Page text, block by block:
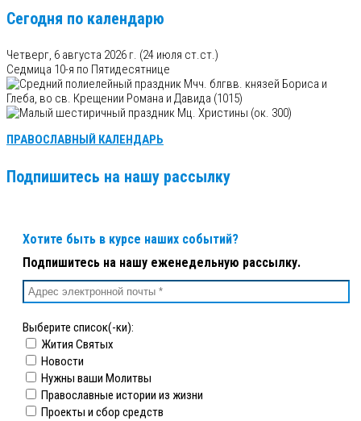
Сегодня по календарю
Четверг, 6 августа 2026 г. (24 июля ст.ст.)
Седмица 10-я по Пятидесятнице
Мчч. блгвв. князей Бориса и
Глеба, во св. Крещении Романа и Давида (1015)
Мц. Христины (ок. 300)
ПРАВОСЛАВНЫЙ КАЛЕНДАРЬ
Подпишитесь на нашу рассылку
Хотите быть в курсе наших событий?
Подпишитесь на нашу еженедельную рассылку.
Выберите список(-ки):
Жития Святых
Новости
Нужны ваши Молитвы
Православные истории из жизни
Проекты и сбор средств